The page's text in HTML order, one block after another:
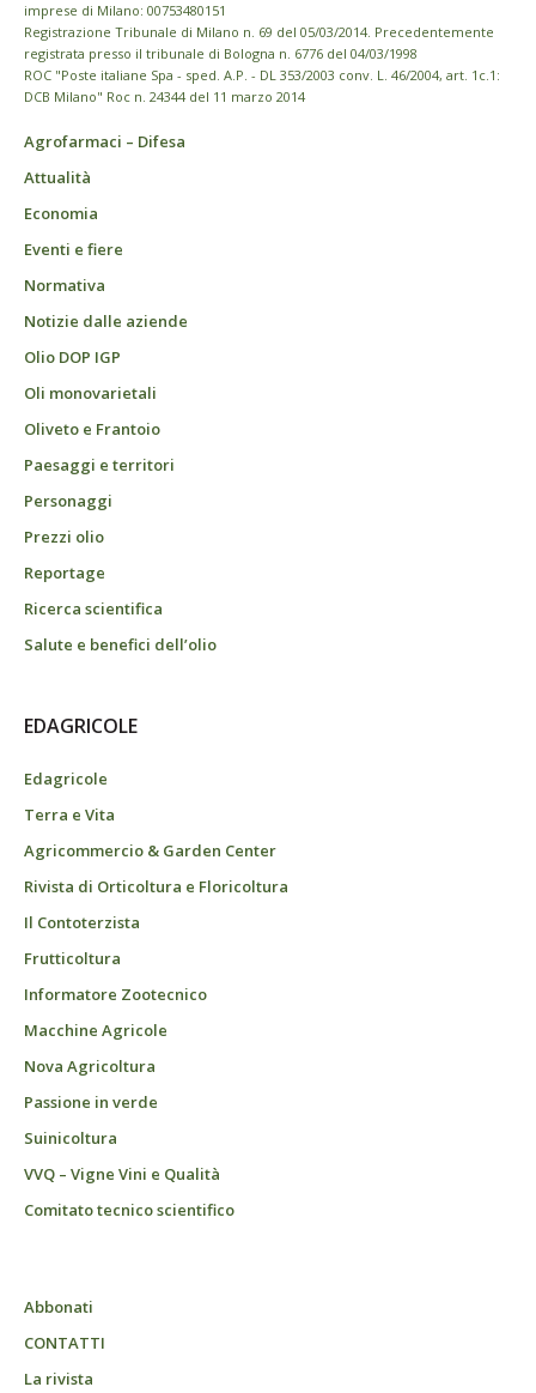
imprese di Milano: 00753480151
Registrazione Tribunale di Milano n. 69 del 05/03/2014. Precedentemente
registrata presso il tribunale di Bologna n. 6776 del 04/03/1998
ROC "Poste italiane Spa - sped. A.P. - DL 353/2003 conv. L. 46/2004, art. 1c.1:
DCB Milano" Roc n. 24344 del 11 marzo 2014
Agrofarmaci – Difesa
Attualità
Economia
Eventi e fiere
Normativa
Notizie dalle aziende
Olio DOP IGP
Oli monovarietali
Oliveto e Frantoio
Paesaggi e territori
Personaggi
Prezzi olio
Reportage
Ricerca scientifica
Salute e benefici dell’olio
EDAGRICOLE
Edagricole
Terra e Vita
Agricommercio & Garden Center
Rivista di Orticoltura e Floricoltura
Il Contoterzista
Frutticoltura
Informatore Zootecnico
Macchine Agricole
Nova Agricoltura
Passione in verde
Suinicoltura
VVQ – Vigne Vini e Qualità
Comitato tecnico scientifico
Abbonati
CONTATTI
La rivista